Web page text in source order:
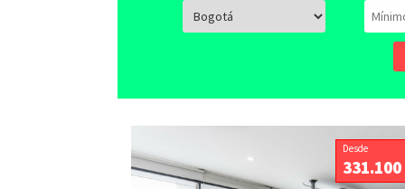
Desde
331.100